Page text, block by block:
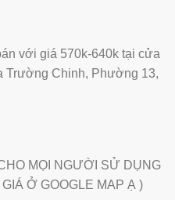
với giá 570k-640k tại cửa
Trường Chinh, Phường 13,
MỌI NGƯỜI SỬ DỤNG
Ở GOOGLE MAP Ạ )